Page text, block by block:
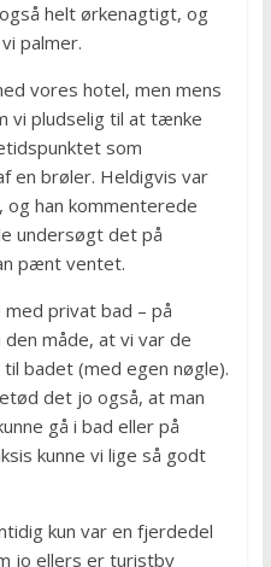
helt ørkenagtigt, og
palmer.
vores hotel, men mens
vi pludselig til at tænke
som
en brøler. Heldigvis var
og han kommenterede
undersøgt det på
pænt ventet.
privat bad – på
måde, at vi var de
badet (med egen nøgle).
det jo også, at man
gå i bad eller på
kunne vi lige så godt
kun var en fjerdedel
jo ellers er turistby